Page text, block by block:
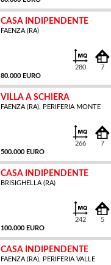
CASA INDIPENDENTE
FAENZA (RA)
80.000 EURO
280 7
VILLA A SCHIERA
FAENZA (RA), PERIFERIA MONTE
500.000 EURO
266 7
CASA INDIPENDENTE
BRISIGHELLA (RA)
100.000 EURO
242 5
CASA INDIPENDENTE
FAENZA (RA), PERIFERIA VALLE